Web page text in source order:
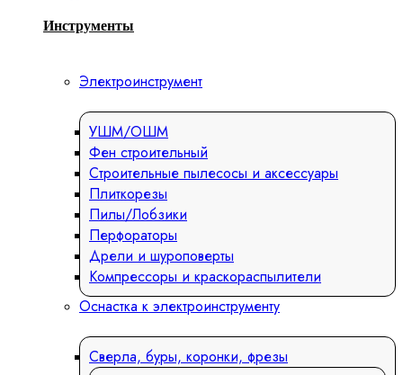
Инструменты
Электроинструмент
УШМ/ОШМ
Фен строительный
Строительные пылесосы и аксессуары
Плиткорезы
Пилы/Лобзики
Перфораторы
Дрели и шуроповерты
Компрессоры и краскораспылители
Оснастка к электроинструменту
Сверла, буры, коронки, фрезы